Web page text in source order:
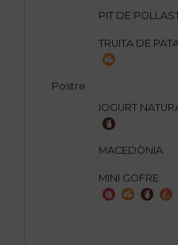
PIT DE
TRUITA DE
Postre
IOGURT
MACEDÒNIA
MINI GOFRE